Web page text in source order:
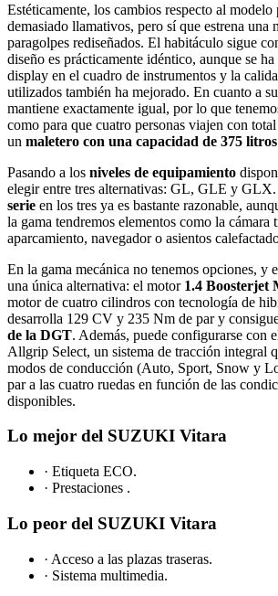
Estéticamente, los cambios respecto al
demasiado llamativos, pero sí que estrena una
paragolpes rediseñados. El habitáculo sigue
diseño es prácticamente idéntico, aunque se
display en el cuadro de instrumentos y la
utilizados también ha mejorado. En cuanto a
mantiene exactamente igual, por lo que
como para que cuatro personas viajen con
un maletero con una capacidad de 375 litros
Pasando a los niveles de equipamiento
elegir entre tres alternativas: GL, GLE y
serie en los tres ya es bastante razonable,
la gama tendremos elementos como la cámara
aparcamiento, navegador o asientos
En la gama mecánica no tenemos opciones, y
una única alternativa: el motor 1.4 Boosterjet
motor de cuatro cilindros con tecnología de
desarrolla 129 CV y 235 Nm de par y
de la DGT. Además, puede configurarse con
Allgrip Select, un sistema de tracción integral
modos de conducción (Auto, Sport, Snow y
par a las cuatro ruedas en función de las
disponibles.
Lo mejor del SUZUKI Vitara
· Etiqueta ECO.
· Prestaciones .
Lo peor del SUZUKI Vitara
· Acceso a las plazas traseras.
· Sistema multimedia.